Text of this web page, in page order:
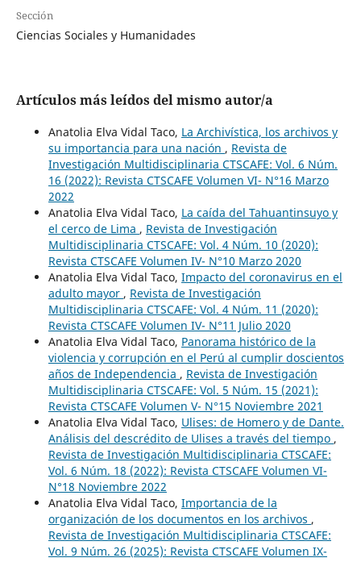
Sección
Ciencias Sociales y Humanidades
Artículos más leídos del mismo autor/a
Anatolia Elva Vidal Taco, La Archivística, los archivos y
su importancia para una nación , Revista de
Investigación Multidisciplinaria CTSCAFE: Vol. 6 Núm.
16 (2022): Revista CTSCAFE Volumen VI- N°16 Marzo
2022
Anatolia Elva Vidal Taco, La caída del Tahuantinsuyo y
el cerco de Lima , Revista de Investigación
Multidisciplinaria CTSCAFE: Vol. 4 Núm. 10 (2020):
Revista CTSCAFE Volumen IV- N°10 Marzo 2020
Anatolia Elva Vidal Taco, Impacto del coronavirus en el
adulto mayor , Revista de Investigación
Multidisciplinaria CTSCAFE: Vol. 4 Núm. 11 (2020):
Revista CTSCAFE Volumen IV- N°11 Julio 2020
Anatolia Elva Vidal Taco, Panorama histórico de la
violencia y corrupción en el Perú al cumplir doscientos
años de Independencia , Revista de Investigación
Multidisciplinaria CTSCAFE: Vol. 5 Núm. 15 (2021):
Revista CTSCAFE Volumen V- N°15 Noviembre 2021
Anatolia Elva Vidal Taco, Ulises: de Homero y de Dante.
Análisis del descrédito de Ulises a través del tiempo ,
Revista de Investigación Multidisciplinaria CTSCAFE:
Vol. 6 Núm. 18 (2022): Revista CTSCAFE Volumen VI-
N°18 Noviembre 2022
Anatolia Elva Vidal Taco, Importancia de la
organización de los documentos en los archivos ,
Revista de Investigación Multidisciplinaria CTSCAFE:
Vol. 9 Núm. 26 (2025): Revista CTSCAFE Volumen IX-